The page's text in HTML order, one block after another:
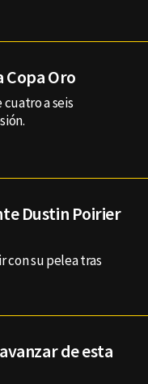
Copa Oro
a seis
Dustin Poirier
con su pelea tras
de esta